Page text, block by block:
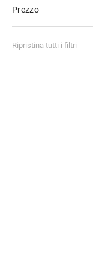
Prezzo
Ripristina tutti i filtri